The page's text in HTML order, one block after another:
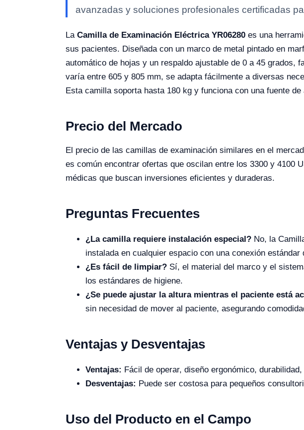
avanzadas y soluciones profesionales certificadas
La Camilla de Examinación Eléctrica YR06280 es una
sus pacientes. Diseñada con un marco de metal pintado en
automático de hojas y un respaldo ajustable de 0 a 45 grados,
varía entre 605 y 805 mm, se adapta fácilmente a diversas
Esta camilla soporta hasta 180 kg y funciona con una fuente de
Precio del Mercado
El precio de las camillas de examinación similares en el
es común encontrar ofertas que oscilan entre los 3300 y 4100
médicas que buscan inversiones eficientes y duraderas.
Preguntas Frecuentes
¿La camilla requiere instalación especial? No, la
instalada en cualquier espacio con una conexión estándar
¿Es fácil de limpiar? Sí, el material del marco y el
los estándares de higiene.
¿Se puede ajustar la altura mientras el paciente está
sin necesidad de mover al paciente, asegurando
Ventajas y Desventajas
Ventajas: Fácil de operar, diseño ergonómico,
Desventajas: Puede ser costosa para pequeños
Uso del Producto en el Campo